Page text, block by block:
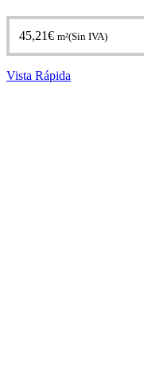
45,21€ m²(Sin IVA)
Vista Rápida